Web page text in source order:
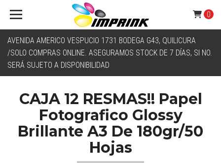
AVENIDA AMERICO VESPUCIO 1731 BODEGA G43, QUILICURA
/SOLO COMPRAS ONLINE. ASEGURAMOS STOCK DE 7 DÍAS, SI NO.
SERÁ SUJETO A DISPONIBILIDAD
0
CAJA 12 RESMAS!! Papel
Fotografico Glossy
Brillante A3 De 180gr/50
Hojas